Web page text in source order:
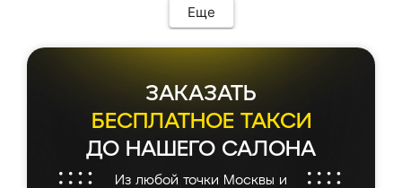
мебель сразу встала на свое место без
каких-либо доработок. Качеством осталась
довольна, все выглядит так, как и ожидала.
Еще
ЗАКАЗАТЬ
БЕСПЛАТНОЕ ТАКСИ
ДО НАШЕГО САЛОНА
Из любой точки Москвы и